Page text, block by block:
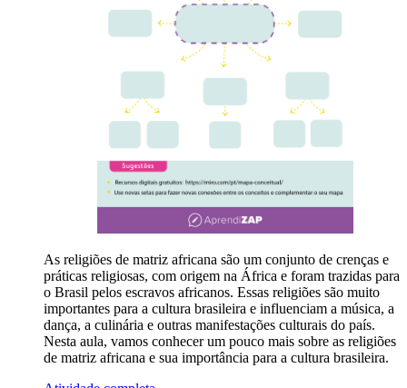
As religiões de matriz africana são um conjunto de crenças e
práticas religiosas, com origem na África e foram trazidas para
o Brasil pelos escravos africanos. Essas religiões são muito
importantes para a cultura brasileira e influenciam a música, a
dança, a culinária e outras manifestações culturais do país.
Nesta aula, vamos conhecer um pouco mais sobre as religiões
de matriz africana e sua importância para a cultura brasileira.